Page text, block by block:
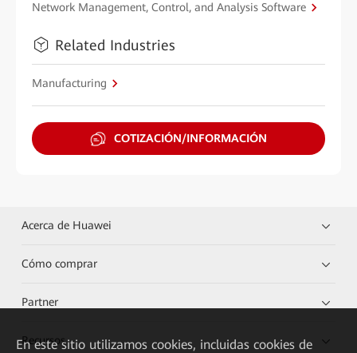
Network Management, Control, and Analysis Software
Related Industries
Manufacturing
COTIZACIÓN/INFORMACIÓN
Acerca de Huawei
Cómo comprar
Partner
Recursos
En este sitio utilizamos cookies, incluidas cookies de